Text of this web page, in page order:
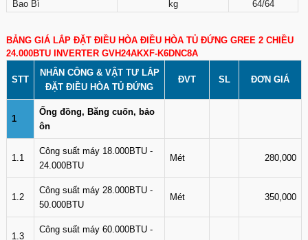
Bao Bì
kg 64/64
BẢNG GIÁ LẮP ĐẶT ĐIỀU HÒA ĐIỀU HÒA TỦ ĐỨNG GREE 2 CHIỀU
24.000BTU INVERTER GVH24AKXF-K6DNC8A
STT
NHÂN CÔNG & VẬT TƯ LẮP
ĐẶT ĐIỀU HÒA TỦ ĐỨNG
ĐVT SL ĐƠN GIÁ
1
Ống đồng, Băng cuốn, bảo
ôn
1.1
Công suất máy 18.000BTU -
24.000BTU
Mét 280,000
1.2
Công suất máy 28.000BTU -
50.000BTU
Mét 350,000
1.3
Công suất máy 60.000BTU -